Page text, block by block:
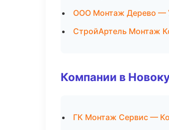
ООО Монтаж Дерево —
СтройАртель Монтаж
Компании в
ГК Монтаж Сервис —